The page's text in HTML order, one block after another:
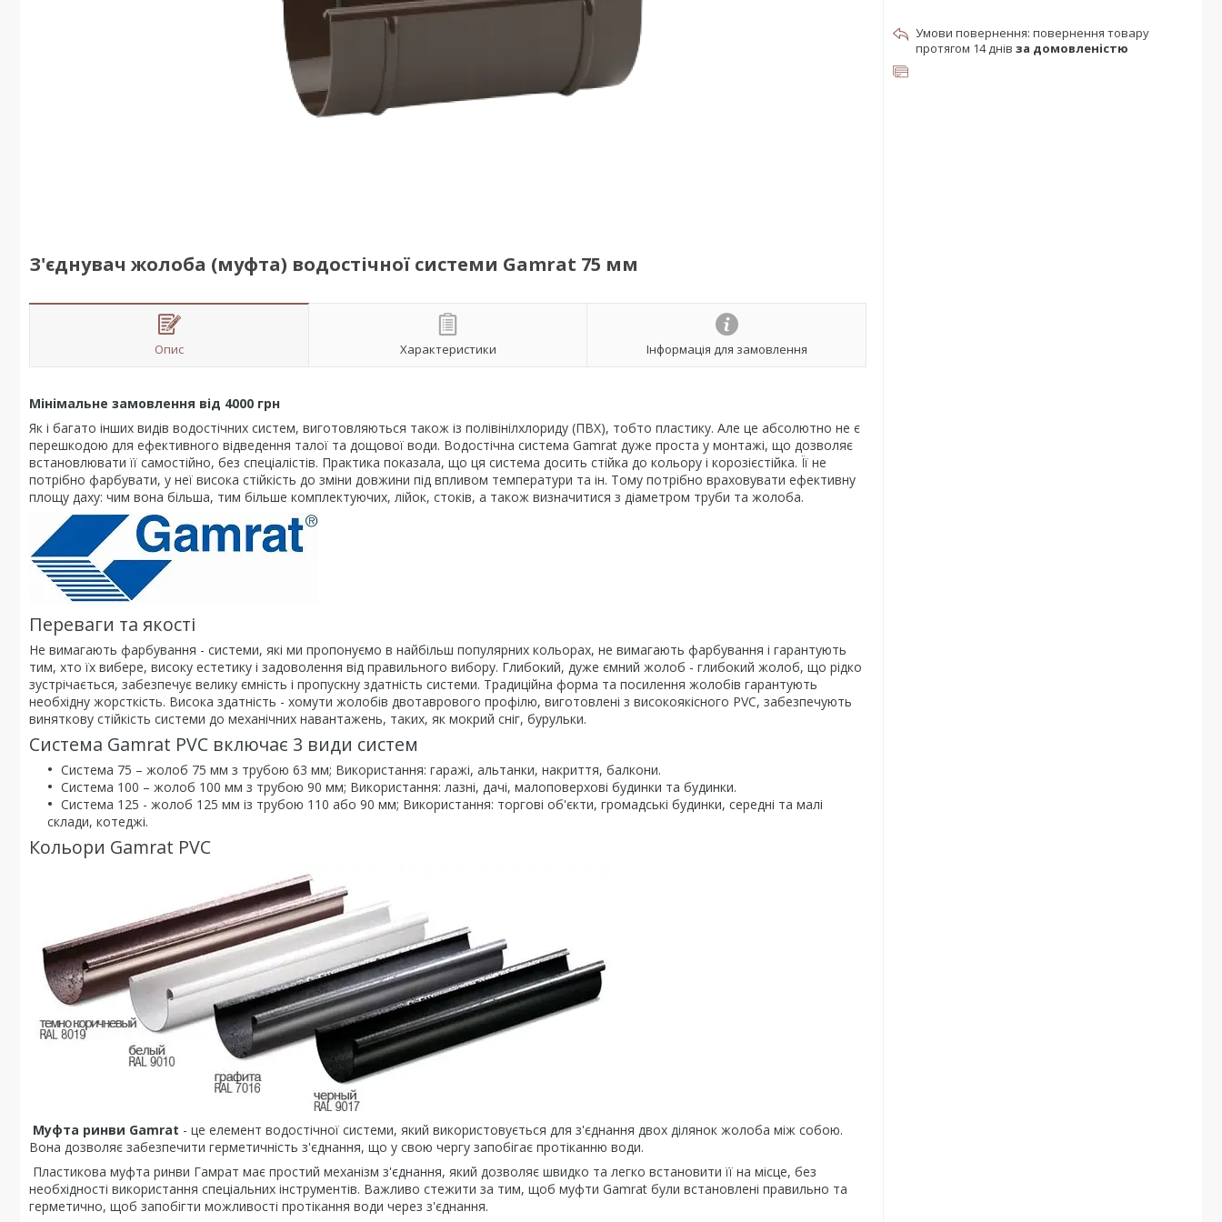
З'єднувач жолоба (муфта) водостічної системи Gamrat 75 мм
Опис Характеристики Інформація для замовлення
Мінімальне замовлення від 4000 грн
Як і багато інших видів водостічних систем, виготовляються також із полівінілхлориду (ПВХ), тобто пластику. Але це абсолютно не є
перешкодою для ефективного відведення талої та дощової води. Водостічна система Gamrat дуже проста у монтажі, що дозволяє
встановлювати її самостійно, без спеціалістів. Практика показала, що ця система досить стійка до кольору і корозієстійка. Її не
потрібно фарбувати, у неї висока стійкість до зміни довжини під впливом температури та ін. Тому потрібно враховувати ефективну
площу даху: чим вона більша, тим більше комплектуючих, лійок, стоків, а також визначитися з діаметром труби та жолоба.
Переваги та якості
Не вимагають фарбування - системи, які ми пропонуємо в найбільш популярних кольорах, не вимагають фарбування і гарантують
тим, хто їх вибере, високу естетику і задоволення від правильного вибору. Глибокий, дуже ємний жолоб - глибокий жолоб, що рідко
зустрічається, забезпечує велику ємність і пропускну здатність системи. Традиційна форма та посилення жолобів гарантують
необхідну жорсткість. Висока здатність - хомути жолобів двотаврового профілю, виготовлені з високоякісного PVC, забезпечують
виняткову стійкість системи до механічних навантажень, таких, як мокрий сніг, бурульки.
Система Gamrat PVC включає 3 види систем
Система 75 – жолоб 75 мм з трубою 63 мм; Використання: гаражі, альтанки, накриття, балкони.
Система 100 – жолоб 100 мм з трубою 90 мм; Використання: лазні, дачі, малоповерхові будинки та будинки.
Система 125 - жолоб 125 мм із трубою 110 або 90 мм; Використання: торгові об'єкти, громадські будинки, середні та малі
склади, котеджі.
Кольори Gamrat PVC
Муфта ринви Gamrat - це елемент водостічної системи, який використовується для з'єднання двох ділянок жолоба між собою.
Вона дозволяє забезпечити герметичність з'єднання, що у свою чергу запобігає протіканню води.
Пластикова муфта ринви Гамрат має простий механізм з'єднання, який дозволяє швидко та легко встановити її на місце, без
необхідності використання спеціальних інструментів. Важливо стежити за тим, щоб муфти Gamrat були встановлені правильно та
герметично, щоб запобігти можливості протікання води через з'єднання.
повернення товару
протягом 14 днів за домовленістю